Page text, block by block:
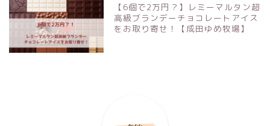
【6個で2万円？】レミーマルタン超
高級ブランデーチョコレートアイス
をお取り寄せ！【成田ゆめ牧場】